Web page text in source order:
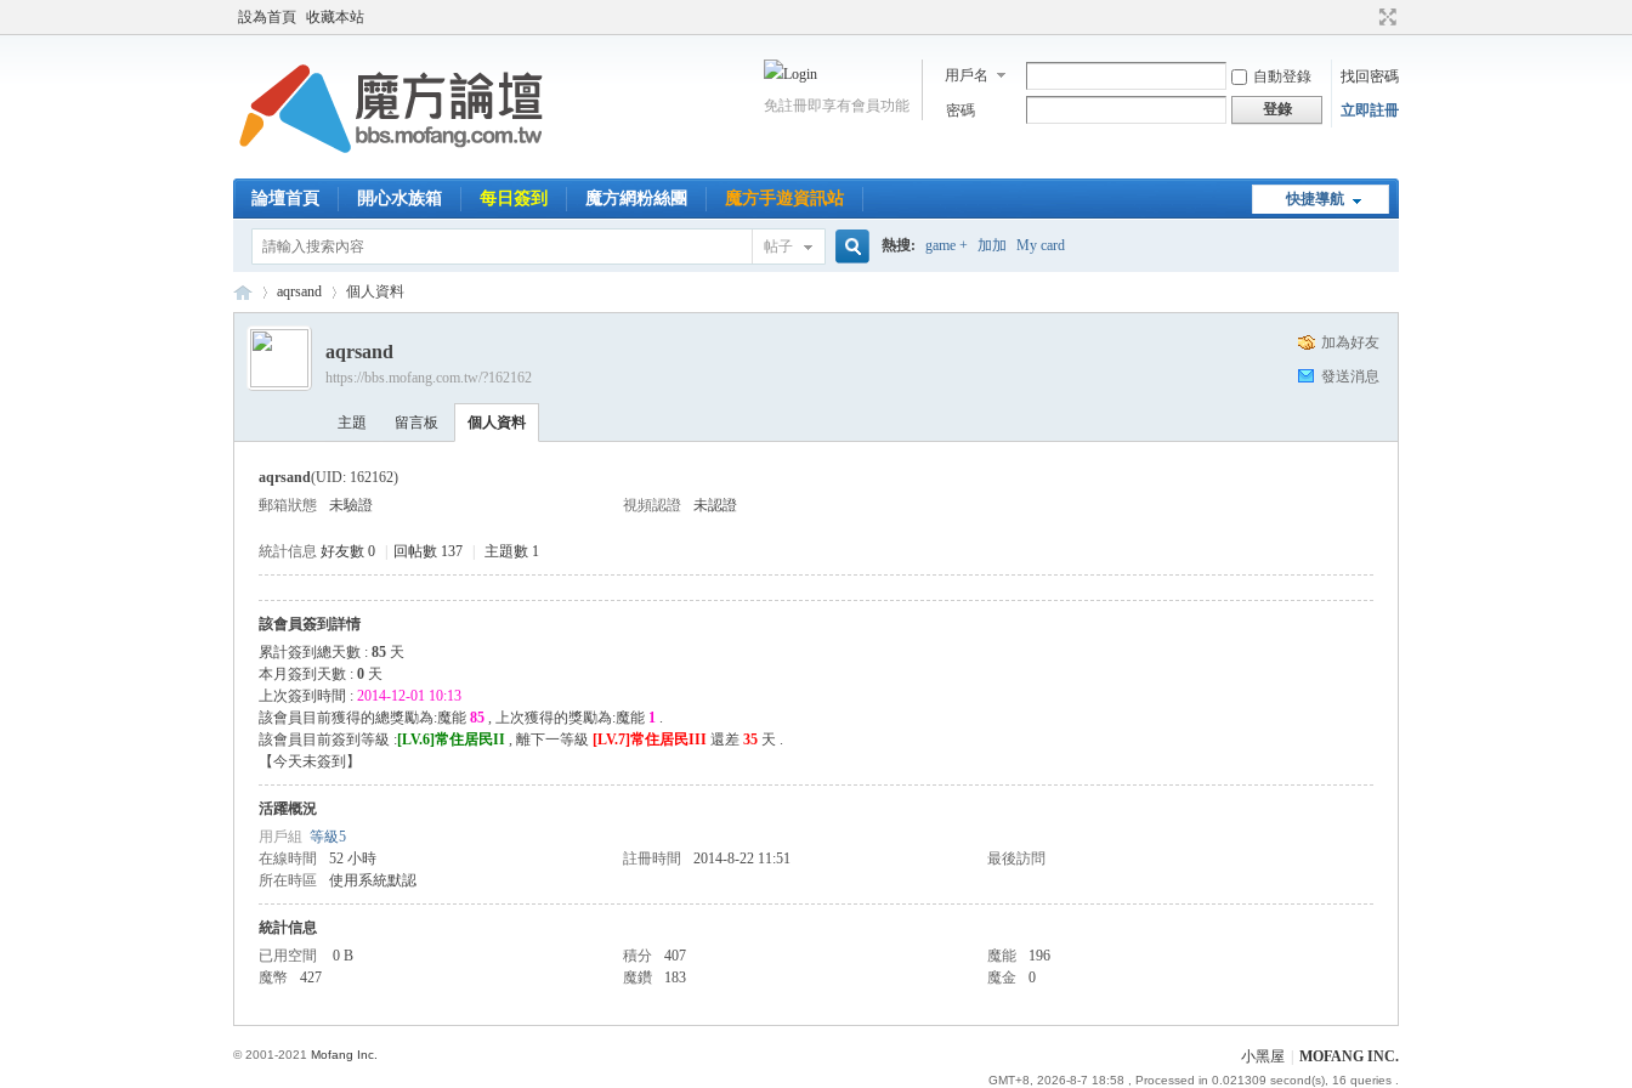
設為首頁 收藏本站
用戶名 自動登錄
找回密碼
密碼
登錄 立即註冊
免註冊即享有會員功能
快捷導航
論壇首頁 開心水族箱 每日簽到 魔方網粉絲團 魔方手遊資訊站
帖子 熱搜: game + 加加 My card
›
aqrsand 個人資料
加為好友
發送消息
aqrsand
https://bbs.mofang.com.tw/?162162
主題 留言板 個人資料
aqrsand(UID: 162162)
郵箱狀態
未驗證 視頻認證 未認證
統計信息 好友數 0 回帖數 137 主題數 1
該會員簽到詳情
累計簽到總天數 : 85 天
本月簽到天數 : 0 天
上次簽到時間 : 2014-12-01 10:13
該會員目前獲得的總獎勵為:魔能 85 , 上次獲得的獎勵為:魔能 1 .
該會員目前簽到等級 :[LV.6]常住居民II , 離下一等級 [LV.7]常住居民III 還差 35 天 .
【今天未簽到 】
活躍概況
用戶組 等級5
在線時間
52 小時 註冊時間 2014-8-22 11:51
最後訪問
所在時區
使用系統默認
統計信息
已用空間
0 B 積分 407 魔能
196
魔幣
427 魔鑽 183 魔金 0
小黑屋 MOFANG INC.
GMT+8, 2026-8-7 18:58 , Processed in 0.021309 second(s), 16 queries .
© 2001-2021 Mofang Inc.